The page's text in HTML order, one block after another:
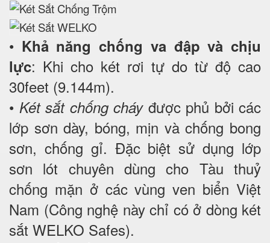
• Khả năng chống va đập và chịu
lực: Khi cho két rơi tự do từ độ cao
30feet (9.144m).
• Két sắt chống cháyđược phủ bởi các
lớp sơn dày, bóng, mịn và chống bong
sơn, chống gỉ. Đặc biệt sử dụng lớp
sơn lót chuyên dùng cho Tàu thuỷ
chống mặn ở các vùng ven biển Việt
Nam (Công nghệ này chỉ có ở dòng két
sắt WELKO Safes).